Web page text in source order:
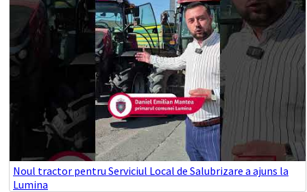
Noul tractor pentru Serviciul Local de Salubrizare a ajuns la
Lumina